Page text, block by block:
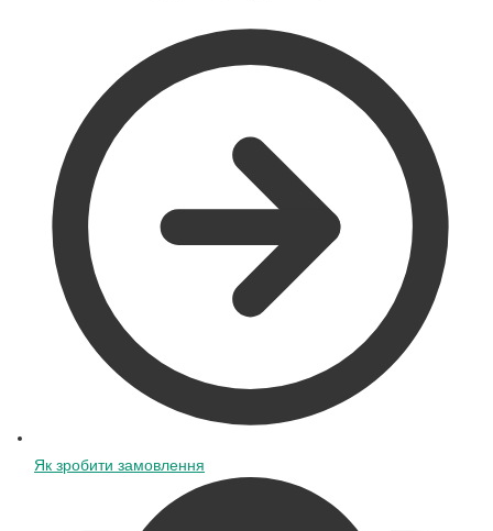
Як зробити замовлення